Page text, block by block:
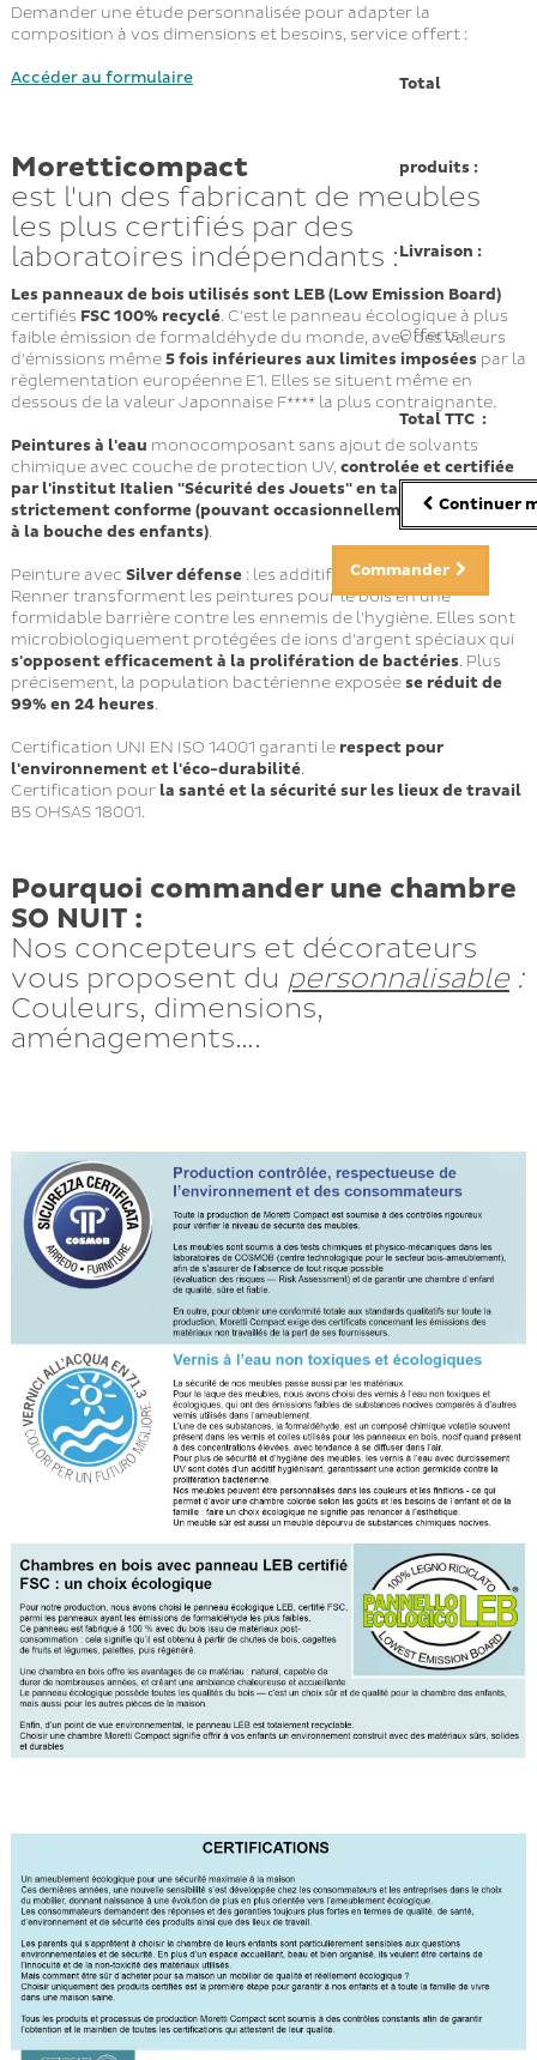
Total
produits :
Livraison :
Offerts !
Total TTC :
Continuer
Commander
Demander une étude personnalisée pour adapter la
composition à vos dimensions et besoins, service offert :
Accéder au formulaire
Moretticompact
est l'un des fabricant de meubles
les plus certifiés par des
laboratoires indépendants :
Les panneaux de bois utilisés sont LEB (Low Emission Board)
certifiés FSC 100% recyclé. C'est le panneau écologique à plus
faible émission de formaldéhyde du monde, avec des valeurs
d'émissions même5 fois inférieures aux limites imposéespar la
règlementation européenne E1. Elles se situent même en
dessous de la valeur Japonnaise F**** la plus contraignante.
Peintures à l'eau monocomposant sans ajout de solvants
chimique avec couche de protection UV,controlée et certifiée
par l'institut Italien "Sécurité des Jouets" en tant que
strictement conforme (pouvant occasionnellement être porté
à la bouche des enfants).
Peinture avec Silver défense: les additifs silver défense de
Renner transforment les peintures pour le bois en une
formidable barrière contre les ennemis de l'hygiène. Elles sont
microbiologiquement protégées de ions d'argent spéciaux qui
s'opposent efficacement à la prolifération de bactéries. Plus
précisement, la population bactérienne exposéese réduit de
99% en 24 heures.
Certification UNI EN ISO 14001 garanti le respect pour
l'environnement et l'éco-durabilité.
Certification pour la santé et la sécurité sur les lieux de travail
BS OHSAS 18001.
Pourquoi commander une chambre
SO NUIT :
Nos concepteurs et décorateurs
vous proposent du personnalisable:
Couleurs, dimensions,
aménagements….